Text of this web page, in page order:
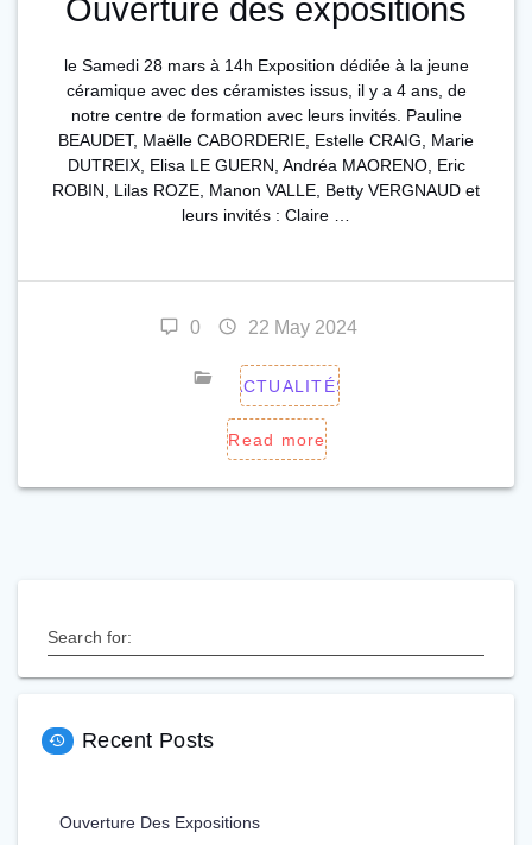
Ouverture des expositions
le Samedi 28 mars à 14h Exposition dédiée à la jeune
céramique avec des céramistes issus, il y a 4 ans, de
notre centre de formation avec leurs invités. Pauline
BEAUDET, Maëlle CABORDERIE, Estelle CRAIG, Marie
DUTREIX, Elisa LE GUERN, Andréa MAORENO, Eric
ROBIN, Lilas ROZE, Manon VALLE, Betty VERGNAUD et
leurs invités : Claire …
0 22 May 2024
ACTUALITÉS
Read more
Search for:
Recent Posts
Ouverture Des Expositions